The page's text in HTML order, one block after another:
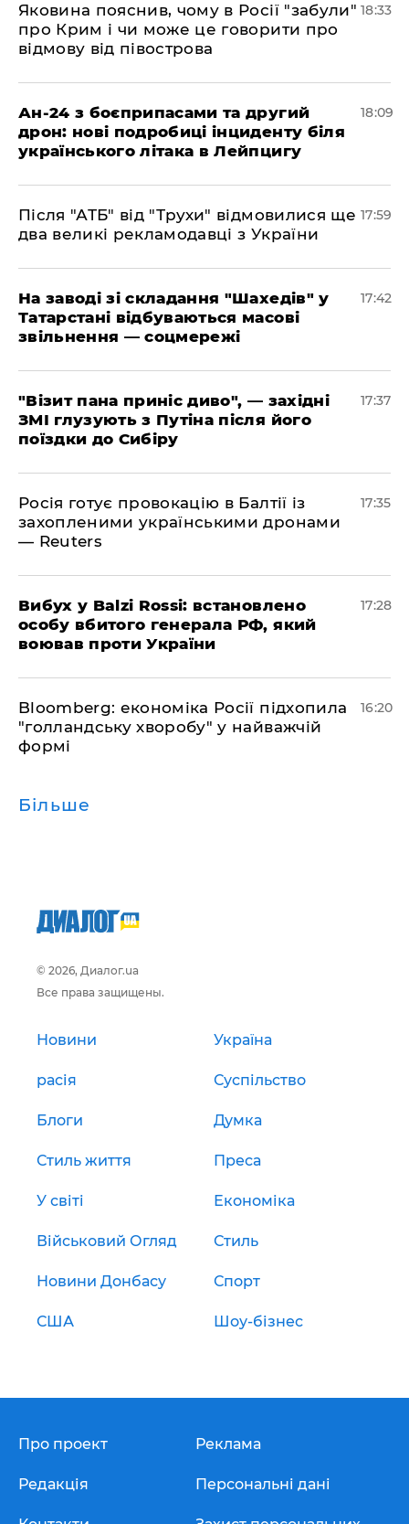
​Яковина пояснив, чому в Росії "забули"
про Крим і чи може це говорити про
відмову від півострова
18:33
​Ан-24 з боєприпасами та другий
дрон: нові подробиці інциденту біля
українського літака в Лейпцигу
18:09
​Після "АТБ" від "Трухи" відмовилися ще
два великі рекламодавці з України
17:59
​На заводі зі складання "Шахедів" у
Татарстані відбуваються масові
звільнення — соцмережі
17:42
"Візит пана приніс диво", — західні
ЗМІ глузують з Путіна після його
поїздки до Сибіру
17:37
Росія готує провокацію в Балтії із
захопленими українськими дронами
— Reuters
17:35
​Вибух у Balzi Rossi: встановлено
особу вбитого генерала РФ, який
воював проти України
17:28
Bloomberg: економіка Росії підхопила
"голландську хворобу" у найважчій
формі
16:20
Більше
© 2026, Диалог.ua
Все права защищены.
Новини Україна
расія Суспільство
Блоги Думка
Стиль життя Преса
У світі Економіка
Військовий Огляд Стиль
Новини Донбасу Спорт
США Шоу-бізнес
Про проект
Редакція
Реклама
Персональні дані